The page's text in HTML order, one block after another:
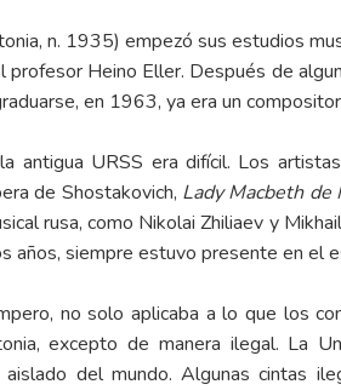
n. 1935) empezó sus estudios
profesor Heino Eller. Después de
en 1963, ya era un
antigua URSS era difícil. Los
de Shostakovich, Lady Macbeth de
rusa, como Nikolai Zhiliaev y
años, siempre estuvo presente en el
no solo aplicaba a lo que los
excepto de manera ilegal. La
aislado del mundo. Algunas cintas